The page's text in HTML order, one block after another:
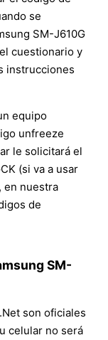
se
SM-J610G
cuestionario y
instrucciones
equipo
unfreeze
le solicitará el
(si va a usar
en nuestra
de
SM-
son oficiales
celular no será